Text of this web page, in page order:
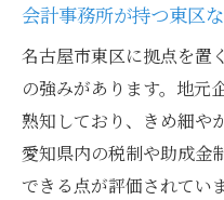
会計事務所が持つ東区
名古屋市東区に拠点を置
の強みがあります。地元
熟知しており、きめ細や
愛知県内の税制や助成金
できる点が評価されていま